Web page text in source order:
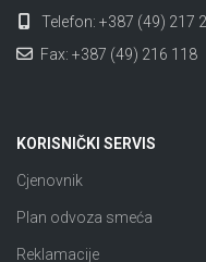
Telefon: +387 (49) 217
Fax: +387 (49) 216 118
KORISNIČKI SERVIS
Cjenovnik
Plan odvoza smeća
Reklamacije